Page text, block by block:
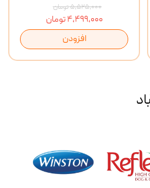
۵,۵۲۵,۰۰۰ تومان
۴,۴۹۹,۰۰۰ تومان
افزودن